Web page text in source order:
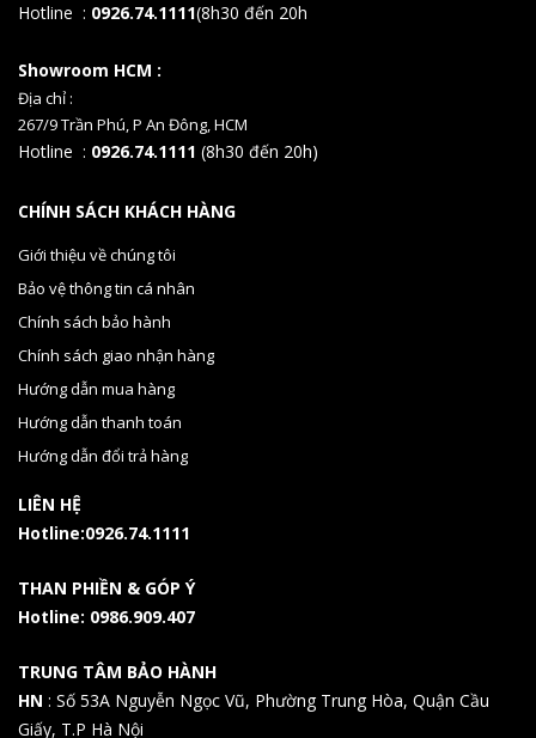
Hotline : 0926.74.1111(8h30 đến 20h
Showroom HCM :
Địa chỉ :
267/9 Trần Phú, P An Đông, HCM
Hotline : 0926.74.1111 (8h30 đến 20h)
CHÍNH SÁCH KHÁCH HÀNG
Giới thiệu về chúng tôi
Bảo vệ thông tin cá nhân
Chính sách bảo hành
Chính sách giao nhận hàng
Hướng dẫn mua hàng
Hướng dẫn thanh toán
Hướng dẫn đổi trả hàng
LIÊN HỆ
Hotline:0926.74.1111
THAN PHIỀN & GÓP Ý
Hotline: 0986.909.407
TRUNG TÂM BẢO HÀNH
HN : Số 53A Nguyễn Ngọc Vũ, Phường Trung Hòa, Quận Cầu
Giấy, T.P Hà Nội